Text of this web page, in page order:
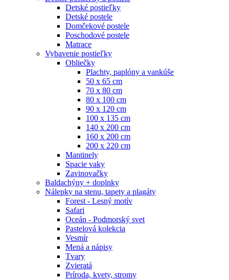
Detské postieľky
Detské postele
Domčekové postele
Poschodové postele
Matrace
Vybavenie postieľky
Obliečky
Plachty, paplóny a vankúše
50 x 65 cm
70 x 80 cm
80 x 100 cm
90 x 120 cm
100 x 135 cm
140 x 200 cm
160 x 200 cm
200 x 220 cm
Mantinely
Spacie vaky
Zavinovačky
Baldachýny + doplnky
Nálepky na stenu, tapety a plagáty
Forest - Lesný motív
Safari
Oceán - Podmorský svet
Pastelová kolekcia
Vesmír
Mená a nápisy
Tvary
Zvieratá
Príroda, kvety, stromy